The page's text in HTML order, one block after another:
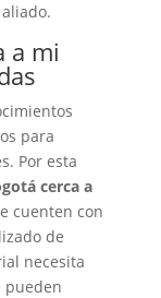
a mi
para
Por esta
cerca a
cuenten con
de
necesita
pueden